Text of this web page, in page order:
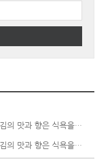
신선한 들기름이나 참기름을 발라 막 구운 김의 맛과 향은 식욕을 돋..
신선한 들기름이나 참기름을 발라 막 구운 김의 맛과 향은 식욕을 돋..